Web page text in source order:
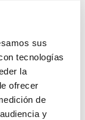
sus
tecnologías
la
ofrecer
de
y
como